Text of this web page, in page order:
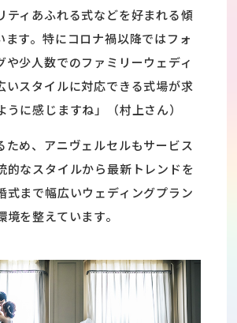
ティあふれる式などを好まれる傾
ます。特にコロナ禍以降ではフォ
や少人数でのファミリーウェディ
いスタイルに対応できる式場が求
うに感じますね」（村上さん）
ため、アニヴェルセルもサービス
的なスタイルから最新トレンドを
式まで幅広いウェディングプラン
を整えています。